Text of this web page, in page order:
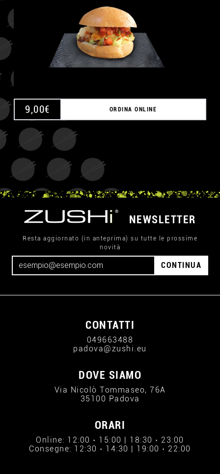
9,00€ ORDINA ONLINE
NEWSLETTER
Resta aggiornato (in anteprima) su tutte le prossime
novità
CONTINUA
CONTATTI
049663488
padova@zushi.eu
DOVE SIAMO
Via Nicolò Tommaseo, 76A
35100 Padova
ORARI
Online: 12:00 › 15:00 | 18:30 › 23:00
Consegne: 12:30 › 14:30 | 19:00 › 22:00